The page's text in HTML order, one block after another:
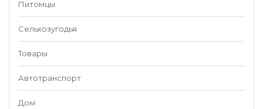
Питомцы
Сельхозугодья
Товары
Автотранспорт
Дом